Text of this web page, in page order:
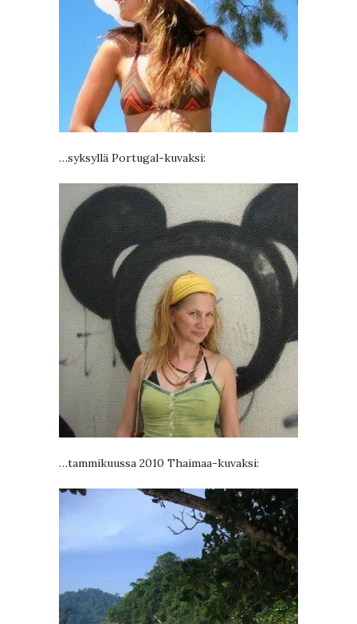
…syksyllä Portugal-kuvaksi:
…tammikuussa 2010 Thaimaa-kuvaksi: